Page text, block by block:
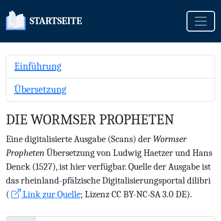
STARTSEITE
Einführung
Übersetzung
DIE WORMSER PROPHETEN
Eine digitalisierte Ausgabe (Scans) der Wormser
ProphetenÜbersetzung von Ludwig Haetzer und Hans
Denck (1527), ist hier verfügbar. Quelle der Ausgabe ist
das rheinland-pfälzische Digitalisierungsportal dilibri
(
Link zur Quelle; Lizenz CC BY-NC-SA 3.0 DE).